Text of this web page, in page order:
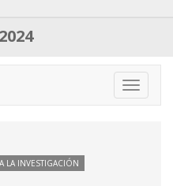
Toggle
LA INVESTIGACIÓN